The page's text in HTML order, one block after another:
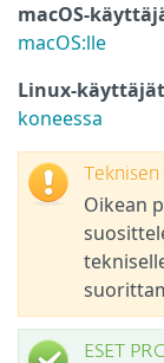
macOS-
macOS:lle
Linux-
koneessa
Oikean
ESET